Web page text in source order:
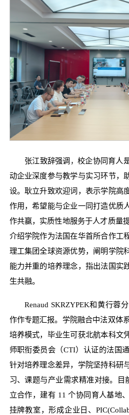
张江致辞强调 ， 校企协同育人
动企业深度参与教学与实习环节，
设。耿立升致欢迎词，表示学院高
作用，希望能与企业一同打造优质
作共赢，实质性地服务于人才质量
介绍学院作为法国在华首所合作工
理工集团全球资源优势，阐明学院
能力并重的培养理念，指出法国实
生共融。
Renaud SKRZYPEK和黄行蓉
作作专题汇报。学院融合中法双体
培养模式，毕业生可获北航本科文
师职衔委员会（CTI）认证的法国
针对培养理念差异，学院坚持科研
习、课题与产业需求精准对接。目
立合作，建有 11 个协同育人基地
挂牌教室，形成企业日、